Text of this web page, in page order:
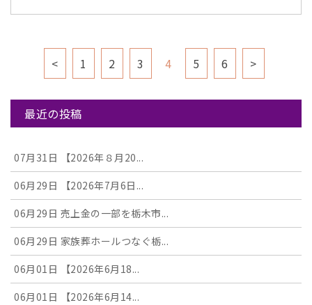
< 1 2 3 4 5 6 >
最近の投稿
07月31日 【2026年８月20...
06月29日 【2026年7月6日...
06月29日 売上金の一部を栃木市...
06月29日 家族葬ホールつなぐ栃...
06月01日 【2026年6月18...
06月01日 【2026年6月14...